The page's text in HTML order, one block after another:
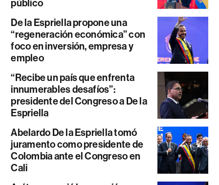
público
De la Espriella propone una
“regeneración económica” con
foco en inversión, empresa y
empleo
“Recibe un país que enfrenta
innumerables desafíos”:
presidente del Congreso a De la
Espriella
Abelardo De la Espriella tomó
juramento como presidente de
Colombia ante el Congreso en
Cali